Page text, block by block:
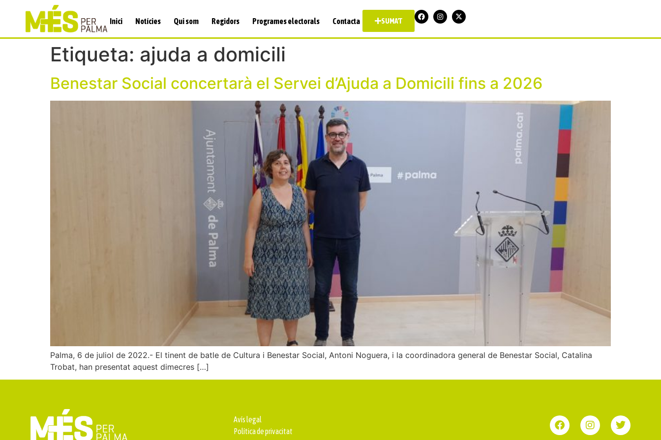
Inici Notícies Qui som Regidors Programes electorals Contacta SUMA'T
Etiqueta: ajuda a domicili
Benestar Social concertarà el Servei d’Ajuda a Domicili fins a 2026
Palma, 6 de juliol de 2022.- El tinent de batle de Cultura i Benestar Social, Antoni Noguera, i la coordinadora general de Benestar Social, Catalina
Trobat, han presentat aquest dimecres […]
Avís legal
Política de privacitat